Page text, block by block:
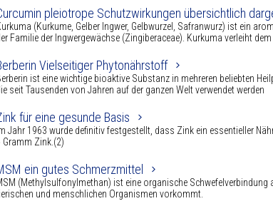
pleiotrope Schutzwirkungen übersichtlich
(Kurkume, Gelber Ingwer, Gelbwurzel, Safranwurz) ist ein
Familie der Ingwergewächse (Zingiberaceae). Kurkuma verleiht
Vielseitiger Phytonährstoff
ist eine wichtige bioaktive Substanz in mehreren beliebten
seit Tausenden von Jahren auf der ganzen Welt verwendet werden
für eine gesunde Basis
Jahr 1963 wurde definitiv festgestellt, dass Zink ein essentieller
Gramm Zink.(2)
ein gutes Schmerzmittel
(Methylsulfonylmethan) ist eine organische
und menschlichen Organismen vorkommt.